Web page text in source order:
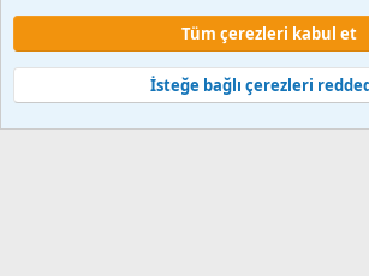
Çerezler
Şartlar ve kurallar
Gizlilik politikası
Community platform by XenForo © 2010-2024
Türkçe yama 🇹🇷 [XGT] Yazılım ve web hizmetleri
Tüm çerezleri kabul et
İsteğe bağlı çerezleri